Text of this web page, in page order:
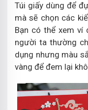
Túi giấy dùng để
mà sẽ chọn các
Bạn có thể xem ví
người ta thường
dụng nhưng màu
vàng để đem lại